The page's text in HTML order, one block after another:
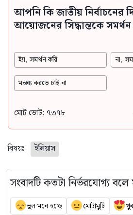
আপনি কি জাতীয় নির্বাচনের
আয়োজনের সিদ্ধান্তকে
হ্যাঁ, সমর্থন করি না,
মন্তব্য করতে চাই না
মোট ভোট: ৭৩৭৮
বিষয়ঃ ইলিয়াস
সংবাদটি কতটা নির্ভরযোগ্য
ভুল মনে হচ্ছে মোটামুটি